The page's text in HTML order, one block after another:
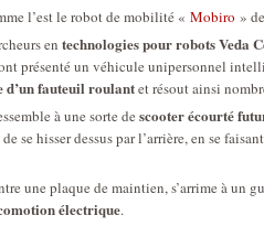
l’est le robot de mobilité « Mobiro »
en technologies pour robots Veda
présenté un véhicule unipersonnel
d’un fauteuil roulantet résout ainsi
à une sorte de scooter écourté
se hisser dessus par l’arrière, en se
une plaque de maintien, s’arrime à un
électrique.